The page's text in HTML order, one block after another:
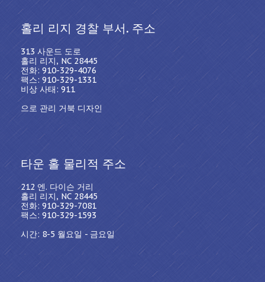
홀리 리지 경찰 부서. 주소
313 사운드 도로
홀리 리지, NC 28445
전화: 910-329-4076
팩스: 910-329-1331
비상 사태: 911
으로 관리 거북 디자인
타운 홀 물리적 주소
212 엔. 다이슨 거리
홀리 리지, NC 28445
전화: 910-329-7081
팩스: 910-329-1593
시간: 8-5 월요일 - 금요일